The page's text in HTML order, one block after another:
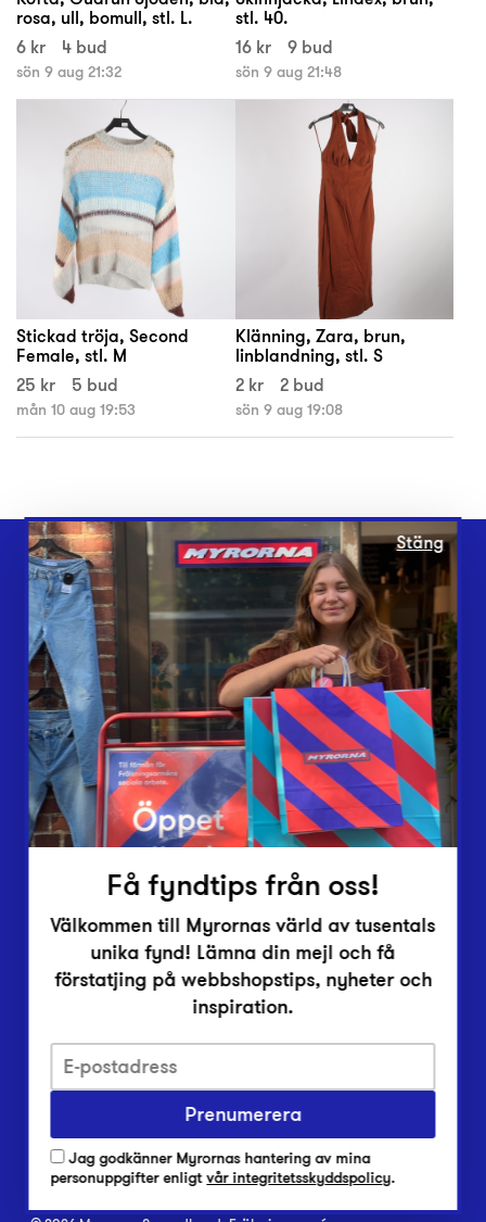
rosa, ull, bomull, stl. L.
6 kr
4 bud
sön 9 aug 21:32
stl. 40.
16 kr
9 bud
sön 9 aug 21:48
Stickad tröja, Second
Female, stl. M
25 kr
5 bud
mån 10 aug 19:53
Klänning, Zara, brun,
linblandning, stl. S
2 kr
2 bud
sön 9 aug 19:08
Webbshop
Butiker
Lämna in
Vårt överskott
Inlämningsplatser
Om Myrorna
Lediga jobb
Pressrum
Integritetsskyddspolicy
Har du frågor om onlineköp, leverans eller retur?
Har du frågor om vår verksamhet?
Vanliga frågor om Myrorna
Stäng
Få fyndtips från oss!
Välkommen till Myrornas värld av tusentals
unika fynd! Lämna din mejl och få
förstatjing på webbshopstips, nyheter och
inspiration.
Prenumerera
Jag godkänner Myrornas hantering av mina
personuppgifter enligtvår integritetsskyddspolicy.